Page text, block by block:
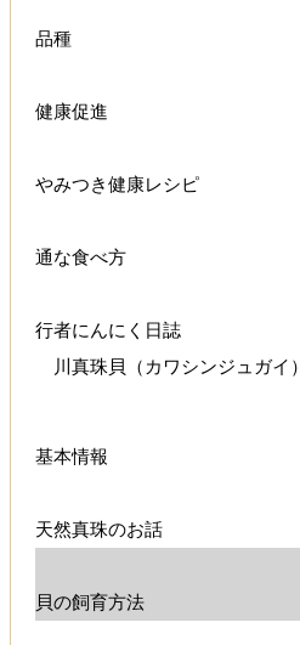
品種
健康促進
やみつき健康レシピ
通な食べ方
行者にんにく日誌
川真珠貝（カワシンジュガイ）
基本情報
天然真珠のお話
貝の飼育方法